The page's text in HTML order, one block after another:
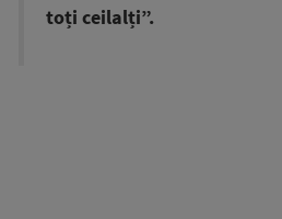
toți ceilalți”.